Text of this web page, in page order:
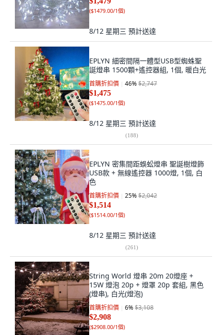
($1479.00/1個)
8/12 星期三 預計送達
EPLYN 細密間隔一體型USB型蜘蛛聖
誕燈串 1500顆+遙控器組, 1個, 暖白光
首購折扣價 46%$2,747
$1,475
($1475.00/1個)
8/12 星期三 預計送達
(188)
EPLYN 密集間距蜈蚣燈串 聖誕樹燈飾
USB款 + 無線遙控器 1000燈, 1個, 白
色
首購折扣價 25%$2,042
$1,514
($1514.00/1個)
8/12 星期三 預計送達
(261)
String World 燈串 20m 20燈座 +
15W 燈泡 20p + 燈罩 20p 套組, 黑色
(燈串), 白光(燈泡)
首購折扣價 6%$3,108
$2,908
($2908.00/1個)